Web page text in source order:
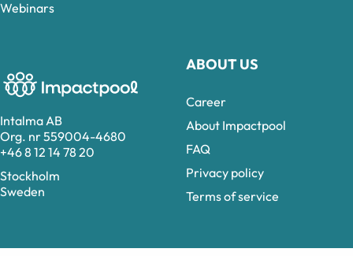
Intalma AB
Org. nr 559004-4680
+46 8 12 14 78 20
Stockholm
Sweden
ABOUT US
Career
About Impactpool
FAQ
Privacy policy
Terms of service
Webinars